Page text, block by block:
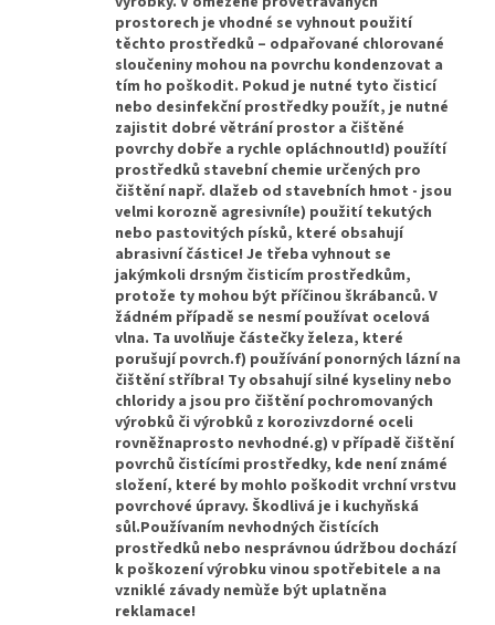
prostorech je vhodné se vyhnout použití
těchto prostředků – odpařované chlorované
sloučeniny mohou na povrchu kondenzovat a
tím ho poškodit. Pokud je nutné tyto čisticí
nebo desinfekční prostředky použít, je nutné
zajistit dobré větrání prostor a čištěné
povrchy dobře a rychle opláchnout!d) použítí
prostředků stavební chemie určených pro
čištění např. dlažeb od stavebních hmot - jsou
velmi korozně agresivní!e) použití tekutých
nebo pastovitých písků, které obsahují
abrasivní částice! Je třeba vyhnout se
jakýmkoli drsným čisticím prostředkům,
protože ty mohou být příčinou škrábanců. V
žádném případě se nesmí používat ocelová
vlna. Ta uvolňuje částečky železa, které
porušují povrch.f) používání ponorných lázní na
čištění stříbra! Ty obsahují silné kyseliny nebo
chloridy a jsou pro čištění pochromovaných
výrobků či výrobků z korozivzdorné oceli
rovněžnaprosto nevhodné.g) v případě čištění
povrchů čistícími prostředky, kde není známé
složení, které by mohlo poškodit vrchní vrstvu
povrchové úpravy. Škodlivá je i kuchyňská
sůl.Používaním nevhodných čistících
prostředků nebo nesprávnou údržbou dochází
k poškození výrobku vinou spotřebitele a na
vzniklé závady nemùže být uplatněna
reklamace!